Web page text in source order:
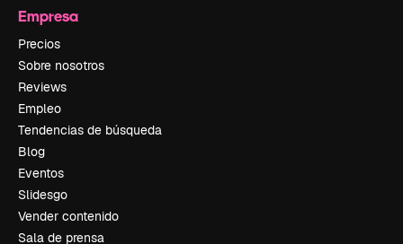
Empresa
Precios
Sobre nosotros
Reviews
Empleo
Tendencias de búsqueda
Blog
Eventos
Slidesgo
Vender contenido
Sala de prensa